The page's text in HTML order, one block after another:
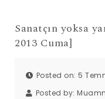
Sanatçın yoksa
2013 Cuma]
Posted on: 5
Posted by: